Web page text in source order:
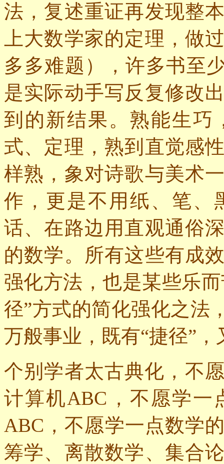
法，复述重证再发现整
上大数学家的定理，做
多多难题），许多书至
是实际动手写反复修改
到的新结果。熟能生巧
式、定理，熟到直觉感
样熟，象对诗歌与美术
作，更是不用纸、笔、
话、在路边用直观通俗
的数学。所有这些有成
强化方法，也是某些乐
径”方式的简化强化之法
万般事业，既有“捷径”，
个别学者太古典化，不
计算机ABC ，不愿学一
ABC ，不愿学一点数学
筹学、离散数学、集合